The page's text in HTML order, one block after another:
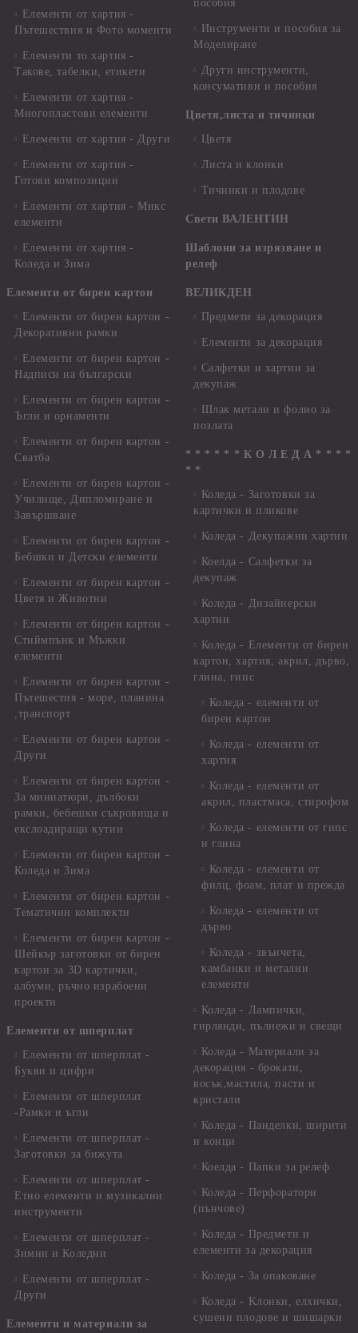
Елементи от хартия -
Пътешествия и Фото моменти
Елементи то хартия -
Такове, табелки, етикети
Елементи от хартия -
Многопластови елементи
Елементи от хартия - Други
Елементи от хартия -
Готови композиции
Елементи от хартия - Микс
елементи
Елементи от хартия -
Коледа и Зима
Елементи от бирен картон
Елементи от бирен картон -
Декоративни рамки
Елементи от бирен картон -
Надписи на български
Елементи от бирен картон -
Ъгли и орнаменти
Елементи от бирен картон -
Сватба
Елементи от бирен картон -
Училище, Дипломиране и
Завършване
Елементи от бирен картон -
Бебшки и Детски елементи
Елементи от бирен картон -
Цветя и Животни
Елементи от бирен картон -
Стиймпънк и Мъжки
елементи
Елементи от бирен картон -
Пътешестия - море, планина
,транспорт
Елементи от бирен картон -
Други
Елементи от бирен картон -
За миниатюри, дълбоки
рамки, бебешки съкровища и
екслоадиращи кутии
Елементи от бирен картон -
Коледа и Зима
Елементи от бирен картон -
Тематични комплекти
Елементи от бирен картон -
Шейкър заготовки от бирен
картон за 3D картички,
албуми, ръчно израбоени
проекти
Елементи от шперплат
Елементи от шперплат -
Букви и цифри
Елементи от шперплат
-Рамки и ъгли
Елементи от шперплат -
Заготовки за бижута
Елементи от шперплат -
Етно елементи и музикални
инструменти
Елементи от шперплат -
Зимни и Коледни
Елементи от шперплат -
Други
Елементи и материали за
пособия
Инструменти и пособия за
Моделиране
Други инструменти,
консумативи и пособия
Цветя,листа и тичинки
Цветя
Листа и клонки
Тичинки и плодове
Свети ВАЛЕНТИН
Шаблони за изрязване и
релеф
ВЕЛИКДЕН
Предмети за декорация
Елементи за декорация
Салфетки и хартии за
декупаж
Шлак метали и фолио за
позлата
* * * * * * К О Л Е Д А * * * *
* *
Коледа - Заготовки за
картички и пликове
Коледа - Декупажни хартии
Коелда - Салфетки за
декупаж
Коледа - Дизайнерски
хартии
Коледа - Eлементи от бирен
картон, хартия, акрил, дърво,
глина, гипс
Коледа - елементи от
бирен картон
Коледа - елементи от
хартия
Коледа - елементи от
акрил, пластмаса, стирофом
Коледа - елементи от гипс
и глина
Коледа - елементи от
филц, фоам, плат и прежда
Коледа - елементи от
дърво
Коледа - звънчета,
камбанки и метални
елементи
Коледа - Лампички,
гирлянди, пълнежи и свещи
Коледа - Материали за
декорация - брокати,
восък,мастила, пасти и
кристали
Коледа - Панделки, ширити
и конци
Коелда - Папки за релеф
Коледа - Перфоратори
(пънчове)
Коледа - Предмети и
елементи за декорация
Коледа - За опаковане
Коледа - Kлонки, елхички,
сушени плодове и шишарки